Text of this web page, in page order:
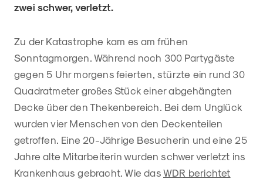
zwei schwer, verletzt.
Zu der Katastrophe kam es am frühen
Sonntagmorgen. Während noch 300 Partygäste
gegen 5 Uhr morgens feierten, stürzte ein rund 30
Quadratmeter großes Stück einer abgehängten
Decke über den Thekenbereich. Bei dem Unglück
wurden vier Menschen von den Deckenteilen
getroffen. Eine 20-Jährige Besucherin und eine 25
Jahre alte Mitarbeiterin wurden schwer verletzt ins
Krankenhaus gebracht. Wie das WDR berichtet